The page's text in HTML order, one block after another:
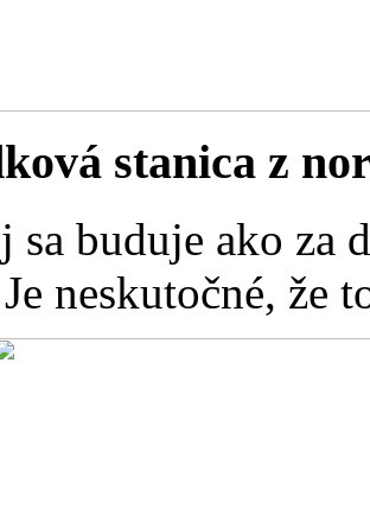
stanica z
sa buduje ako za
neskutočné, že